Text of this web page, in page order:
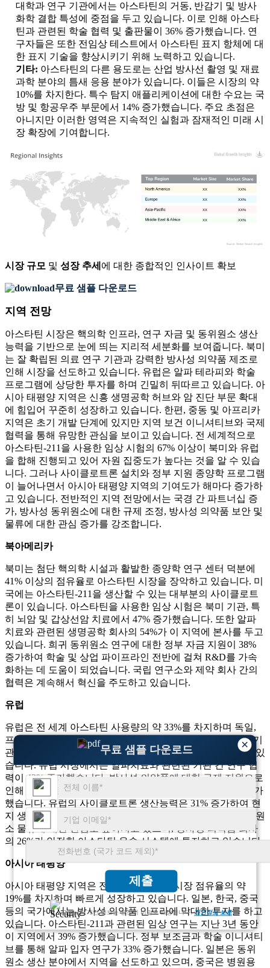
×
무료 샘플 다운로드
제출
고객님의 개인 정보는 완전히 비밀로 보장됩니다.개인정보 보호
대학과 연구 기관에서는 아스타틴의 거동, 반감기 및 방사
화학 결합 특성에 중점을 두고 있습니다. 이로 인해 아스타
틴과 관련된 학술 협력 및 출판물이 36% 증가했습니다. 연
구자들은 또한 전임상 테스트에서 아스타틴 표지 항체에 대
한 표지 기술을 향상시키기 위해 노력하고 있습니다.
기타: 아스타틴의 다른 용도로는 산업 방사선 촬영 및 재료
과학 분야의 틈새 응용 분야가 있습니다. 이들은 시장의 약
10%를 차지한다. 특수 탐지 애플리케이션에 대한 수요는 국
방 및 항공우주 부문에서 14% 증가했습니다. 주요 초점은
아니지만 이러한 영역은 지속적인 실험과 잠재적인 미래 시
장 확장에 기여합니다.
XX%
XX
XX%
XX
XX%
XX
XX%
XX
시장 규모 및 성장 추세 에 대한 종합적인 인사이트 확보
무료 샘플 다운로드
지역 전망
아스타틴 시장은 핵의학 인프라, 연구 자금 및 동위원소 생산
능력을 기반으로 눈에 띄는 지리적 세분화를 보여줍니다. 북미
는 잘 확립된 의료 연구 기관과 강력한 방사성 의약품 제조로
인해 시장을 선도하고 있습니다. 유럽은 알파 테라피와 학술
프로그램에 상당한 투자를 하며 긴밀히 뒤따르고 있습니다. 아
시아 태평양 지역은 신흥 생명공학 허브와 암 진단 부문 확대
에 힘입어 꾸준히 성장하고 있습니다. 한편, 중동 및 아프리카
지역은 초기 개발 단계에 있지만 지역 보건 이니셔티브와 국제
협력을 통해 유망한 관심을 보이고 있습니다. 전 세계적으로
아스타틴-211을 사용한 임상 시험의 67% 이상이 북미와 유럽
을 합해 진행되고 있어 자원 집중도가 높다는 것을 알 수 있습
니다. 그러나 사이클로트론 설치와 정부 지원 종양학 프로그램
이 늘어나면서 아시아 태평양 지역의 기여도가 해마다 증가하
고 있습니다. 전반적인 지역 전망에서는 국경 간 파트너십 증
가, 방사성 동위원소에 대한 규제 조정, 방사성 의약품 보안 및
물류에 대한 관심 증가를 강조합니다.
북아메리카
북미는 첨단 핵의학 시설과 활발한 종양학 연구 센터 덕분에
41% 이상의 점유율로 아스타틴 시장을 장악하고 있습니다. 미
국에는 아스타틴-211을 생산할 수 있는 대부분의 사이클로트
론이 있습니다. 아스타틴을 사용한 임상 시험은 북미 기관, 특
히 뇌암 및 갑상선암 치료에서 47% 증가했습니다. 또한 알파
치료와 관련된 생명공학 회사의 54%가 이 지역에 본사를 두고
있습니다. 희귀 동위원소 연구에 대한 정부 자금 지원이 38%
증가하여 학술 및 상업 파이프라인 전반에 걸쳐 R&D를 가속
화하는 데 도움이 되었습니다. 국립 연구소와 제약 회사 간의
협력은 계속해서 혁신을 주도하고 있습니다.
유럽
유럽은 전 세계 아스타틴 사용량의 약 33%를 차지하며 독일,
프랑스, ​​스웨덴도 큰 기여를 하고 있습니다. 이 지역의 연구 기
관은 아스타틴 표지 단일클론 항체에 대한 연구를 선도하고 있
습니다. 유럽 ​​시장에서는 알파치료와 관련된 기관 간 연구 협
력이 42% 증가했습니다. 방사성 의약품에 대한 규제 지원으로
인해 아스타틴 동위원소와 관련된 임상 시험 승인이 29% 증가
했습니다. 유럽의 사이클로트론 생산능력은 31% 증가하여 현
지 생산 능력이 향상되었습니다. 지속 가능하고 안전한 동위원
소 물류에 대한 관심도 높아지고 있으며, 방사성 의약품 회사
의 26%가 안전한 아스타틴 운송 시스템에 투자하고 있습니다.
아시아 태평양
아시아 태평양 지역은 전 세계 아스타틴 시장 점유율의 약
19%를 차지하며 빠르게 성장하고 있습니다. 일본, 한국, 중국
등의 국가에서는 방사성 의약품 인프라에 막대한 투자를 하고
있습니다. 아스타틴-211과 관련된 임상 연구는 지난 3년 동안
이 지역에서 39% 증가했습니다. 정부 보조금과 학술 이니셔티
브를 통해 알파 입자 연구가 33% 증가했습니다. 일본은 동위
원소 생산 분야에서 지역을 선도하고 있으며, 중국은 병원용